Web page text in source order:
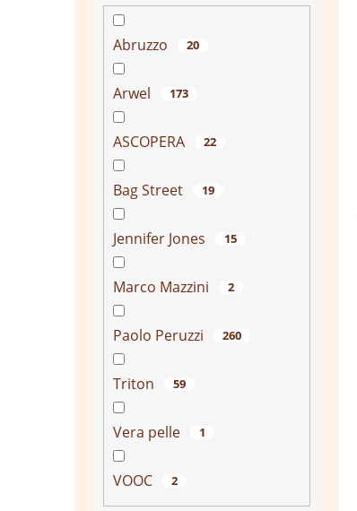
Abruzzo 20
Arwel 173
ASCOPERA 22
Bag Street 19
Jennifer Jones 15
Marco Mazzini 2
Paolo Peruzzi 260
Triton 59
Vera pelle 1
VOOC 2